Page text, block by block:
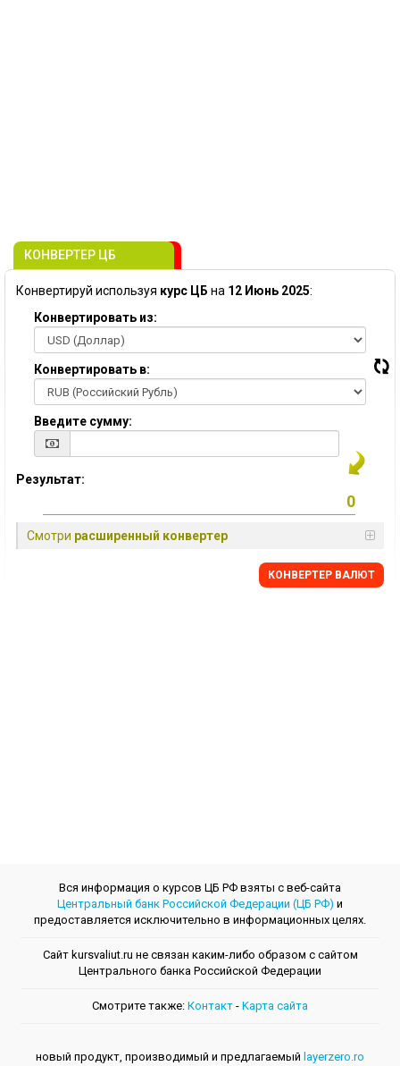
КОНВЕРТЕР ЦБ
Конвертируй используя курс ЦБ на 12 Июнь 2025:
Конвертировать из:
Конвертировать в:
Введите сумму:
Результат:
Смотри расширенный конвертер
КОНВЕРТЕР ВАЛЮТ
Вся информация о курсов ЦБ РФ взяты с веб-сайта
Центральный банк Российской Федерации (ЦБ РФ) и
предоставляется исключительно в информационных целях.
Сайт kursvaliut.ru не связан каким-либо образом с сайтом
Центрального банкa Российской Федерации
Смотрите также: Контакт - Kарта сайта
новый продукт, производимый и предлагаемый layerzero.ro